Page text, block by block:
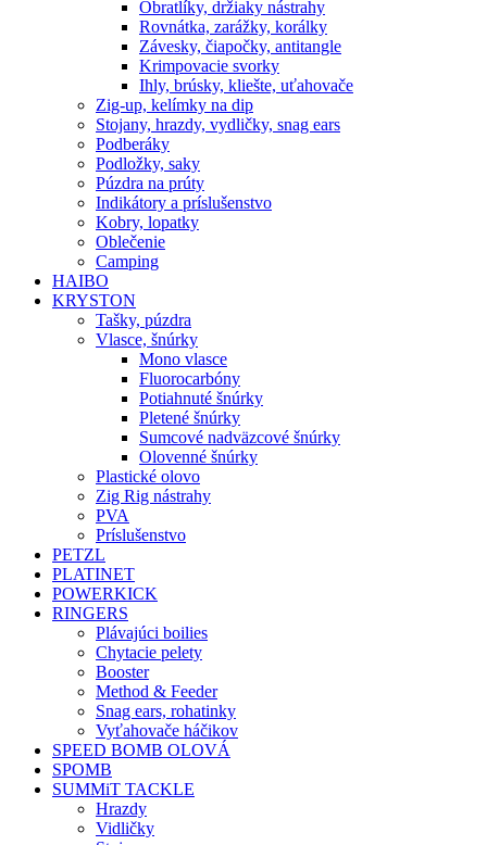
Obratlíky, držiaky nástrahy
Rovnátka, zarážky, korálky
Závesky, čiapočky, antitangle
Krimpovacie svorky
Ihly, brúsky, kliešte, uťahovače
Zig-up, kelímky na dip
Stojany, hrazdy, vydličky, snag ears
Podberáky
Podložky, saky
Púzdra na prúty
Indikátory a príslušenstvo
Kobry, lopatky
Oblečenie
Camping
HAIBO
KRYSTON
Tašky, púzdra
Vlasce, šnúrky
Mono vlasce
Fluorocarbóny
Potiahnuté šnúrky
Pletené šnúrky
Sumcové nadväzcové šnúrky
Olovenné šnúrky
Plastické olovo
Zig Rig nástrahy
PVA
Príslušenstvo
PETZL
PLATINET
POWERKICK
RINGERS
Plávajúci boilies
Chytacie pelety
Booster
Method & Feeder
Snag ears, rohatinky
Vyťahovače háčikov
SPEED BOMB OLOVÁ
SPOMB
SUMMiT TACKLE
Hrazdy
Vidličky